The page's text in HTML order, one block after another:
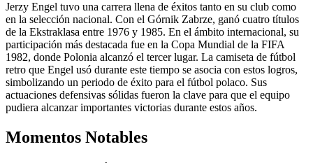
Jerzy Engel tuvo una carrera llena de éxitos tanto en su club como
en la selección nacional. Con el Górnik Zabrze, ganó cuatro títulos
de la Ekstraklasa entre 1976 y 1985. En el ámbito internacional, su
participación más destacada fue en la Copa Mundial de la FIFA
1982, donde Polonia alcanzó el tercer lugar. La camiseta de fútbol
retro que Engel usó durante este tiempo se asocia con estos logros,
simbolizando un periodo de éxito para el fútbol polaco. Sus
actuaciones defensivas sólidas fueron la clave para que el equipo
pudiera alcanzar importantes victorias durante estos años.
Momentos Notables